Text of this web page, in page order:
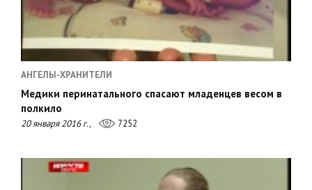
АНГЕЛЫ-ХРАНИТЕЛИ
Медики перинатального спасают младенцев весом в
полкило
20 января 2016 г., 7252